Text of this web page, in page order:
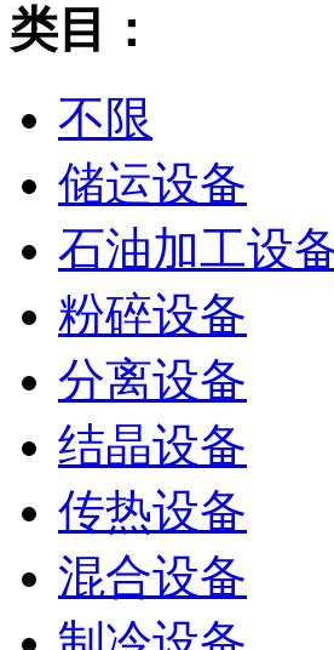
类目：
不限
储运设备
石油加工设
粉碎设备
分离设备
结晶设备
传热设备
混合设备